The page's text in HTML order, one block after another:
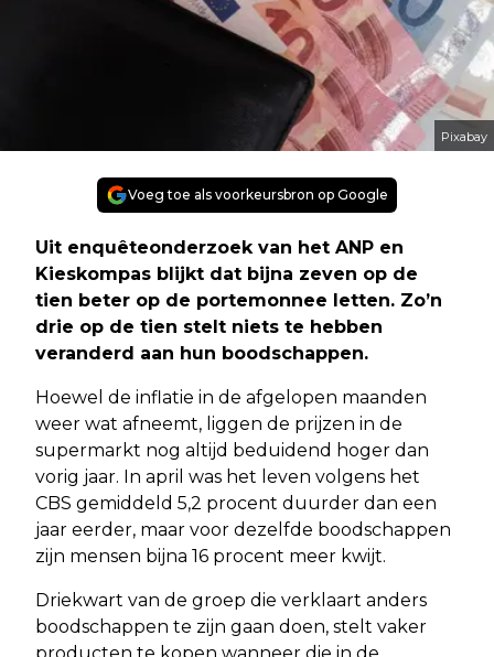
Pixabay
Voeg toe als voorkeursbron op Google
Uit enquêteonderzoek van het ANP en
Kieskompas blijkt dat bijna zeven op de
tien beter op de portemonnee letten. Zo’n
drie op de tien stelt niets te hebben
veranderd aan hun boodschappen.
Hoewel de inflatie in de afgelopen maanden
weer wat afneemt, liggen de prijzen in de
supermarkt nog altijd beduidend hoger dan
vorig jaar. In april was het leven volgens het
CBS gemiddeld 5,2 procent duurder dan een
jaar eerder, maar voor dezelfde boodschappen
zijn mensen bijna 16 procent meer kwijt.
Driekwart van de groep die verklaart anders
boodschappen te zijn gaan doen, stelt vaker